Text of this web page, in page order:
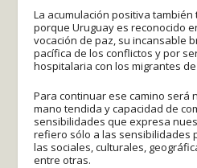
La acumulación positiva
porque Uruguay es reconocido
vocación de paz, su incansable
pacífica de los conflictos y por
hospitalaria con los migrantes
Para continuar ese camino será
mano tendida y capacidad de
sensibilidades que expresa
refiero sólo a las sensibilidades
las sociales, culturales,
entre otras.